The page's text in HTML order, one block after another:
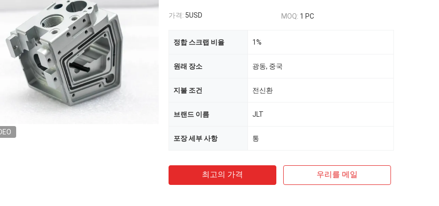
가격: 5USD MOQ: 1 PC
정합 스크랩 비율 1%
원래 장소 광동, 중국
지불 조건 전신환
브랜드 이름 JLT
포장 세부 사항 통
최고의 가격 우리를 메일